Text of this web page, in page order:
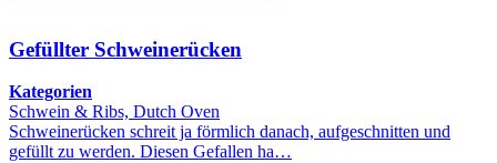
Gefüllter Schweinerücken
Kategorien
Schwein & Ribs, Dutch Oven
Schweinerücken schreit ja förmlich danach, aufgeschnitten und
gefüllt zu werden. Diesen Gefallen ha…